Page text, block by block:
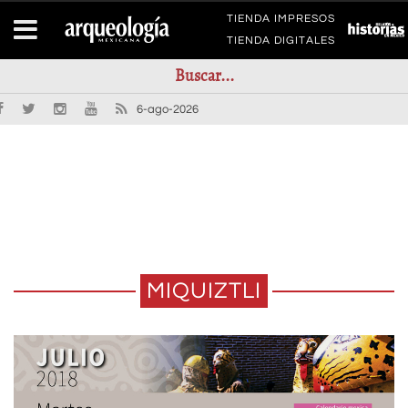
TIENDA IMPRESOS
TIENDA DIGITALES
6-ago-2026
MIQUIZTLI